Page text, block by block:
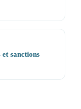
sanctions